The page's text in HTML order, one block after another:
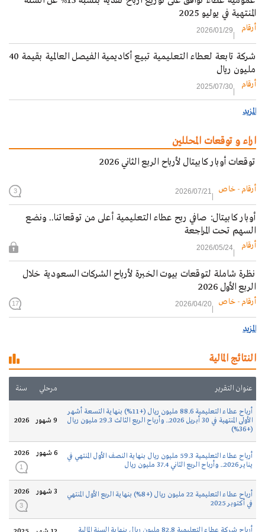
المنتهية في يوليو 2025
أرقام 2026/01/29
شركة تابعة لعطاء التعليمية تبيع أكاديمية الفيصل العالمية بقيمة 40
مليون ريال
أرقام 2025/07/30
المزيد
اراء و توقعات المحللين
توقعات أوبار كابيتال لأرباح الربع الثاني 2026
أرقام - خاص 2026/07/21
3
أوبار كابيتال: صافي ربح عطاء التعليمية أعلى من توقعاتنا.. ونضع
السهم تحت المراجعة
أرقام 2026/05/24
نظرة شاملة لتوقعات بيوت الخبرة لأرباح الشركات السعودية خلال
الربع الأول 2026
أرقام - خاص 2026/04/20
17
المزيد
النتائج المالية
عنوان التقرير مرحلي سنة
أرباح عطاء التعليمية 88.6 مليون ريال (+11%) بنهاية التسعة أشهر
الأولى المنتهية في 30 أبريل 2026.. وأرباح الربع الثالث 29.3 مليون ريال
(+36%)
9 شهور 2026
أرباح عطاء التعليمية 59.3 مليون ريال بنهاية النصف الأول المنتهي في
يناير 2026.. وأرباح الربع الثاني 37.4 مليون ريال
6 شهور 2026
1
أرباح عطاء التعليمية 22 مليون ريال (+8%) بنهاية الربع الأول المنتهي
في أكتوبر 2025
3 شهور 2026
3